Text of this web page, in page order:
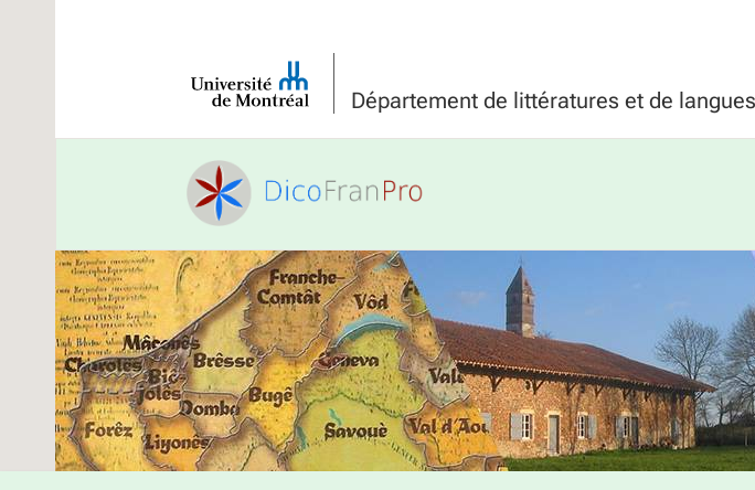
Département de littératures et de